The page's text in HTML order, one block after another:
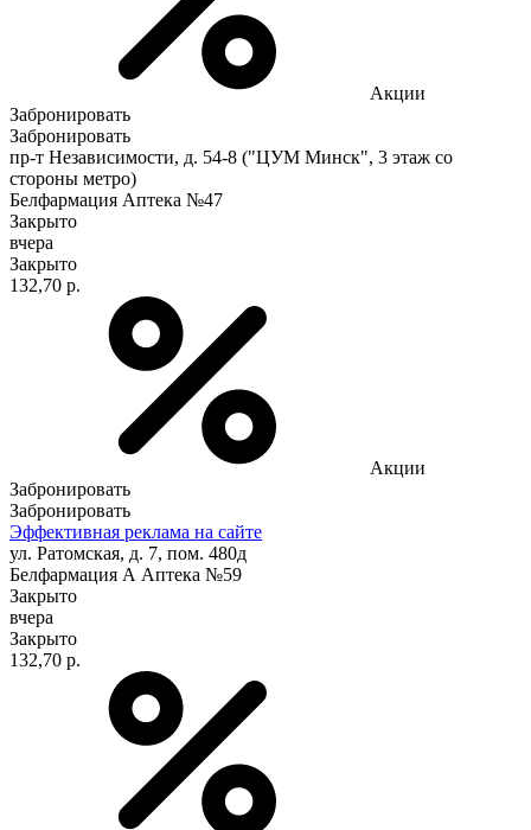
Акции
Забронировать
Забронировать
пр-т Независимости, д. 54-8 ("ЦУМ Минск", 3 этаж со
стороны метро)
Белфармация Аптека №47
Закрыто
вчера
Закрыто
132,70 р.
Акции
Забронировать
Забронировать
Эффективная реклама на сайте
ул. Ратомская, д. 7, пом. 480д
Белфармация А Аптека №59
Закрыто
вчера
Закрыто
132,70 р.